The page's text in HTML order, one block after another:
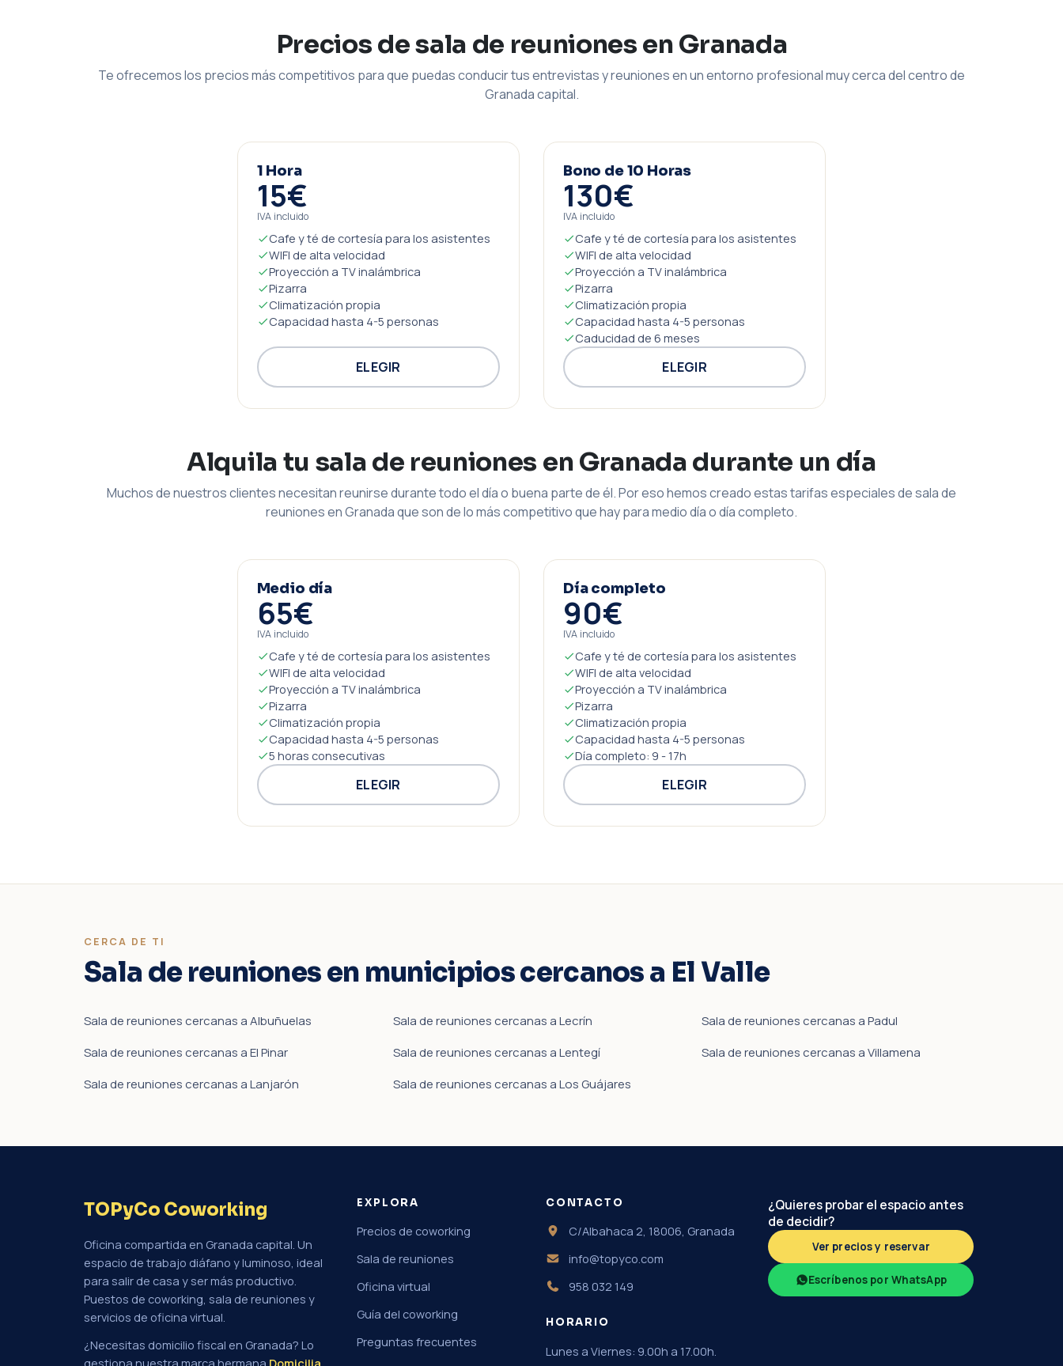
Precios de sala de reuniones en Granada
Te ofrecemos los precios más competitivos para que puedas conducir tus entrevistas y reuniones en un entorno profesional muy cerca del centro de
Granada capital.
1 Hora
15€
IVA incluido
Cafe y té de cortesía para los asistentes
WIFI de alta velocidad
Proyección a TV inalámbrica
Pizarra
Climatización propia
Capacidad hasta 4-5 personas
ELEGIR
Bono de 10 Horas
130€
IVA incluido
Cafe y té de cortesía para los asistentes
WIFI de alta velocidad
Proyección a TV inalámbrica
Pizarra
Climatización propia
Capacidad hasta 4-5 personas
Caducidad de 6 meses
ELEGIR
Alquila tu sala de reuniones en Granada durante un día
Muchos de nuestros clientes necesitan reunirse durante todo el día o buena parte de él. Por eso hemos creado estas tarifas especiales de sala de
reuniones en Granada que son de lo más competitivo que hay para medio día o día completo.
Medio día
65€
IVA incluido
Cafe y té de cortesía para los asistentes
WIFI de alta velocidad
Proyección a TV inalámbrica
Pizarra
Climatización propia
Capacidad hasta 4-5 personas
5 horas consecutivas
ELEGIR
Día completo
90€
IVA incluido
Cafe y té de cortesía para los asistentes
WIFI de alta velocidad
Proyección a TV inalámbrica
Pizarra
Climatización propia
Capacidad hasta 4-5 personas
Día completo: 9 - 17h
ELEGIR
CERCA DE TI
Sala de reuniones en municipios cercanos a El Valle
Sala de reuniones cercanas a Albuñuelas
Sala de reuniones cercanas a El Pinar
Sala de reuniones cercanas a Lanjarón
Sala de reuniones cercanas a Lecrín
Sala de reuniones cercanas a Lentegí
Sala de reuniones cercanas a Los Guájares
Sala de reuniones cercanas a Padul
Sala de reuniones cercanas a Villamena
TOPyCo Coworking
Oficina compartida en Granada capital. Un
espacio de trabajo diáfano y luminoso, ideal
para salir de casa y ser más productivo.
Puestos de coworking, sala de reuniones y
servicios de oficina virtual.
¿Necesitas domicilio fiscal en Granada? Lo
gestiona nuestra marca hermana Domicilia
EXPLORA
Precios de coworking
Sala de reuniones
Oficina virtual
Guía del coworking
Preguntas frecuentes
CONTACTO
C/Albahaca 2, 18006, Granada
info@topyco.com
958 032 149
HORARIO
Lunes a Viernes: 9.00h a 17.00h.
¿Quieres probar el espacio antes
de decidir?
Ver precios y reservar
Escríbenos por WhatsApp